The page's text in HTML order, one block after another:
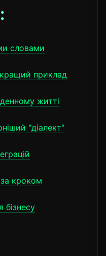
словами
приклад
житті
"діалект"
кроком
бізнесу